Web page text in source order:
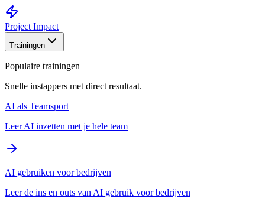
Project Impact
Trainingen
Populaire trainingen
Snelle instappers met direct resultaat.
AI als Teamsport
Leer AI inzetten met je hele team
AI gebruiken voor bedrijven
Leer de ins en outs van AI gebruik voor bedrijven